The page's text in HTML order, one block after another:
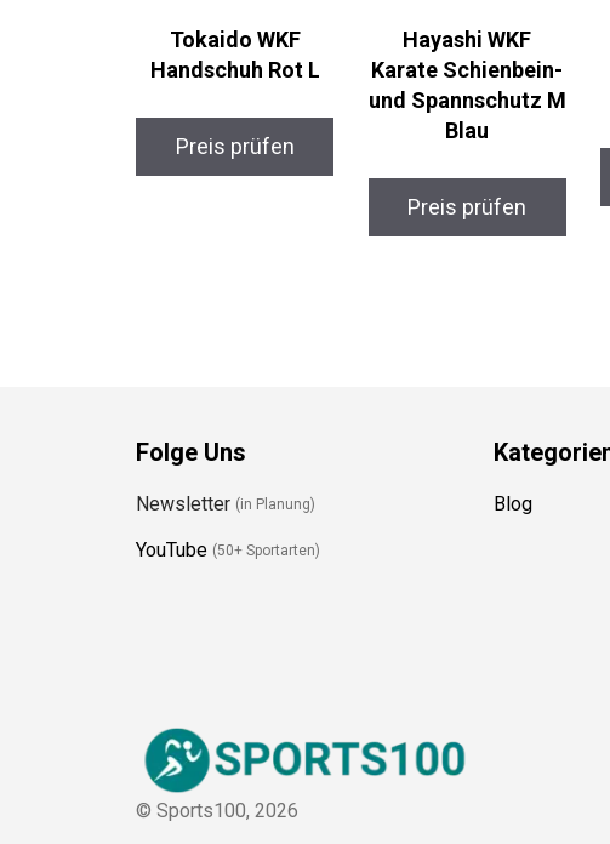
Tokaido WKF
Handschuh Rot L
Preis prüfen
Hayashi WKF
Karate Schienbein-
und Spannschutz
M Blau
Preis prüfen
Folge Uns
Newsletter (in Planung)
YouTube (50+ Sportarten)
Kategorien
Blog
© Sports100, 2026